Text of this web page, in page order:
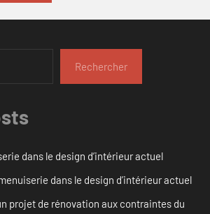
Rechercher
dans le design d’intérieur actuel
dans le design d’intérieur actuel
projet de rénovation aux contraintes du